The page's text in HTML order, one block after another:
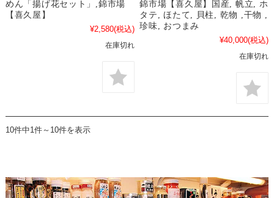
めん「揚げ花セット」,錦市場
【喜久屋】
¥2,580(税込)
在庫切れ
錦市場【喜久屋】国産, 帆立, ホ
タテ, ほたて, 貝柱, 乾物 ,干物 ,
珍味, おつまみ
¥40,000(税込)
在庫切れ
10件中1件～10件を表示